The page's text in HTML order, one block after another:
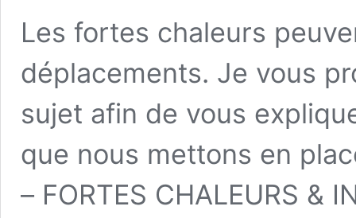
Les fortes chaleurs
déplacements. Je vous
sujet afin de vous
que nous mettons en
– FORTES CHALEURS &